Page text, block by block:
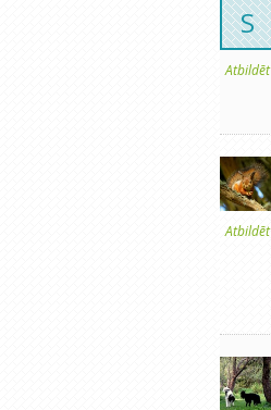
S
Atbildēt
Atbildēt